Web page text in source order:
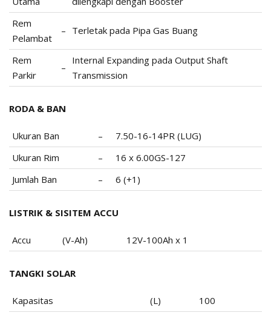
Rem
Pelambat
– Terletak pada Pipa Gas Buang
Rem
Parkir
–
Internal Expanding pada Output Shaft
Transmission
RODA & BAN
Ukuran Ban –
7.50-16-14PR (LUG)
Ukuran Rim
–
16 x 6.00GS-127
Jumlah Ban
– 6 (+1)
LISTRIK & SISITEM ACCU
Accu (V-Ah) 12V-100Ah x 1
TANGKI SOLAR
Kapasitas (L) 100